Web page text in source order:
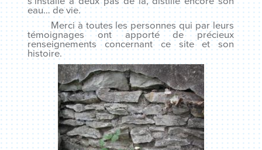
eau… de vie.
Merci à toutes les personnes qui par leurs
témoignages ont apporté de précieux
renseignements concernant ce site et son
histoire.